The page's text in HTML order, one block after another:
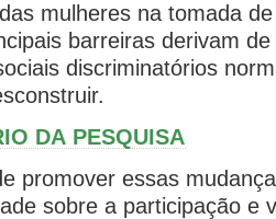
mulheres na tomada
barreiras derivam
discriminatórios
DA PESQUISA
promover essas
sobre a participação e